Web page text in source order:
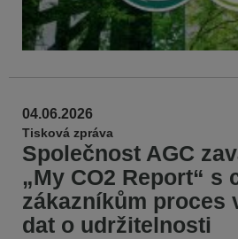
04.06.2026
Tisková zpráva
Společnost AGC
„My CO2 Report“ s
zákazníkům proces
dat o udržitelnosti